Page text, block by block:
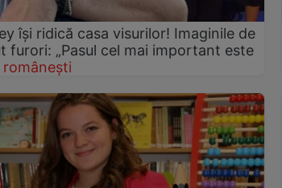
își ridică casa visurilor! Imaginile de
furori: „Pasul cel mai important este
românești